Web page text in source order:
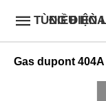
ĐIỀU HÒA GIÁ TỐT,
Gas dupont 404A